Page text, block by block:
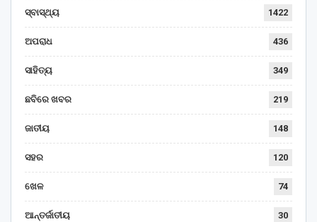
ସ୍ବାସ୍ଥ୍ୟ 1422
ଅପରାଧ 436
ସାହିତ୍ୟ 349
ଛବିରେ ଖବର 219
ଜାତୀୟ 148
ସହର 120
ଖେଳ 74
ଆନ୍ତର୍ଜାତୀୟ 30